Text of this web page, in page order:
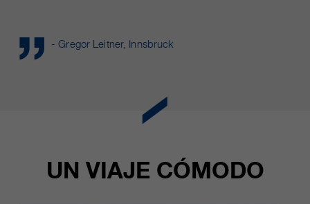
- Gregor Leitner, Innsbruck
UN VIAJE CÓMODO